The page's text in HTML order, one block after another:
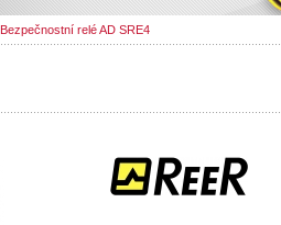
Bezpečnostní relé AD SRE4